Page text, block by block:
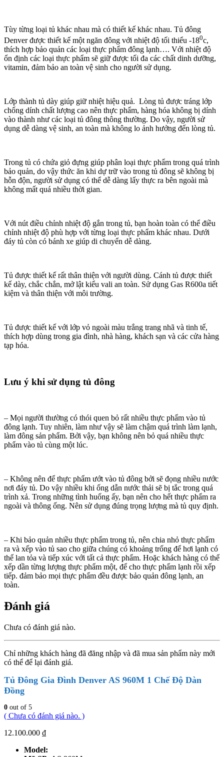
Tùy từng loại tủ khác nhau mà có thiết kế khác nhau. Tủ đông
Denver được thiết kế một ngăn đông với nhiệt độ tối thiểu -180c,
thích hợp bảo quản các loại thực phẩm đông lạnh…. Với nhiệt độ
ổn định các loại thực phẩm sẽ giữ được tối đa các chất dinh dưỡng,
vitamin, đảm bảo an toàn vệ sinh cho người sử dụng.
Lớp thành tủ dày giúp giữ nhiệt hiệu quả. Lòng tủ được tráng lớp
chống dính chất lượng cao nên thực phẩm, hàng hóa không bị dính
vào thành như các loại tủ đông thông thường. Do vậy, người sử
dụng dễ dàng vệ sinh, an toàn mà không lo ảnh hưởng đến lòng tủ.
Trong tủ có chứa giỏ đựng giúp phân loại thực phẩm trong quá trình
bảo quản, do vậy thức ăn khi dự trữ vào trong tủ đông sẽ không bị
hỗn độn, người sử dụng có thể dễ dàng lấy thực ra bên ngoài mà
không mất quá nhiều thời gian.
Với nút điều chỉnh nhiệt độ gắn trong tủ, bạn hoàn toàn có thể điều
chỉnh nhiệt độ phù hợp với từng loại thực phẩm khác nhau. Dưới
đáy tủ còn có bánh xe giúp di chuyển dễ dàng.
Tủ được thiết kế rất thân thiện với người dùng. Cánh tủ được thiết
kế dày, chắc chắn, mở lật kiểu vali an toàn. Sử dụng Gas R600a tiết
kiệm và thân thiện với môi trường.
Tủ được thiết kế với lớp vỏ ngoài màu trắng trang nhã và tinh tế,
thích hợp dùng trong gia đình, nhà hàng, khách sạn và các cửa hàng
tạp hóa.
Lưu ý khi sử dụng tủ đông
– Mọi người thường có thói quen bỏ rất nhiều thực phẩm vào tủ
đông lạnh. Tuy nhiên, làm như vậy sẽ làm chậm quá trình làm lạnh,
làm đông sản phẩm. Bởi vậy, bạn không nên bỏ quá nhiều thực
phẩm vào tủ cùng một lúc.
– Không nên để thực phẩm ướt vào tủ đông bởi sẽ đọng nhiều nước
nơi đáy tủ. Do vậy nhiều khi ống dẫn nước thải sẽ bị tắc trong quá
trình xả. Trong những tình huống ấy, bạn nên cho hết thực phẩm ra
ngoài và thông ống. Nên sử dụng đúng trọng lượng mà tủ quy định.
– Khi bảo quản nhiều thực phẩm trong tủ, nên chia nhỏ thực phẩm
ra và xếp vào tủ sao cho giữa chúng có khoảng trống để hơi lạnh có
thể lan tỏa và tiếp xúc với tất cả thực phẩm. Hoặc khách hàng có thể
xếp dần từng lượng thực phẩm một, để cho thực phẩm lạnh rồi xếp
tiếp. đảm bảo mọi thực phẩm đều được bảo quản đông lạnh, an
toàn.
Đánh giá
Chưa có đánh giá nào.
Chỉ những khách hàng đã đăng nhập và đã mua sản phẩm này mới
có thể để lại đánh giá.
Tủ Đông Gia Đình Denver AS 960M 1 Chế Độ Dàn
Đồng
0 out of 5
( Chưa có đánh giá nào. )
12.100.000 ₫
Model: